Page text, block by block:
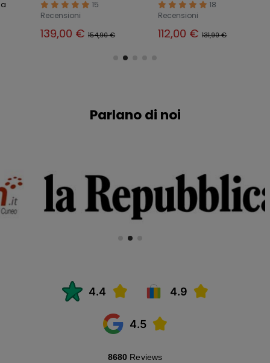
15
Recensioni
139,00 €154,90 €
18
Recensioni
112,00 €131,90 €
Parlano di noi